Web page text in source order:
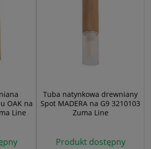
OAK na
Line
Tuba natynkowa drewniany
Spot MADERA na G9 3210103
Zuma Line
Produkt dostępny